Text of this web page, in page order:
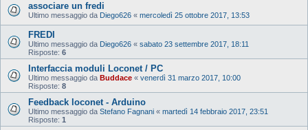
associare un fredi
Ultimo messaggio da Diego626 « mercoledì 25 ottobre 2017, 13:53
FREDI
Ultimo messaggio da Diego626 « sabato 23 settembre 2017, 18:11
Risposte: 6
Interfaccia moduli Loconet / PC
Ultimo messaggio da Buddace « venerdì 31 marzo 2017, 10:00
Risposte: 8
Feedback loconet - Arduino
Ultimo messaggio da Stefano Fagnani « martedì 14 febbraio 2017, 23:51
Risposte: 1